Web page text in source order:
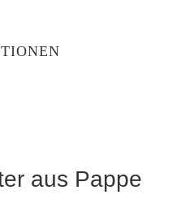
aus Pappe